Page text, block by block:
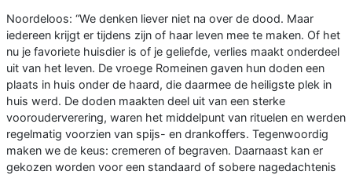
Noordeloos: “We denken liever niet na over de dood. Maar
iedereen krijgt er tijdens zijn of haar leven mee te maken. Of het
nu je favoriete huisdier is of je geliefde, verlies maakt onderdeel
uit van het leven. De vroege Romeinen gaven hun doden een
plaats in huis onder de haard, die daarmee de heiligste plek in
huis werd. De doden maakten deel uit van een sterke
voorouderverering, waren het middelpunt van rituelen en werden
regelmatig voorzien van spijs- en drankoffers. Tegenwoordig
maken we de keus: cremeren of begraven. Daarnaast kan er
gekozen worden voor een standaard of sobere nagedachtenis